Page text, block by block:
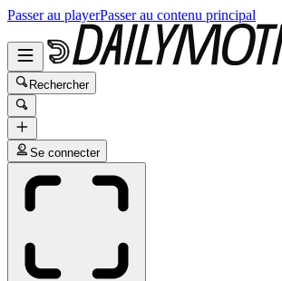
Passer au playerPasser au contenu principal
Rechercher
Se connecter